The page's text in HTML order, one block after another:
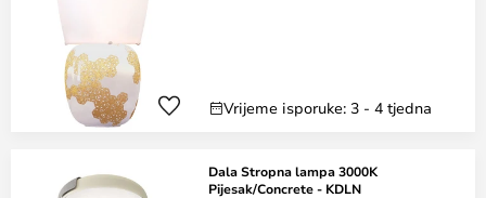
Vrijeme isporuke: 3 - 4 tjedna
Dala Stropna lampa 3000K
Pijesak/Concrete - KDLN